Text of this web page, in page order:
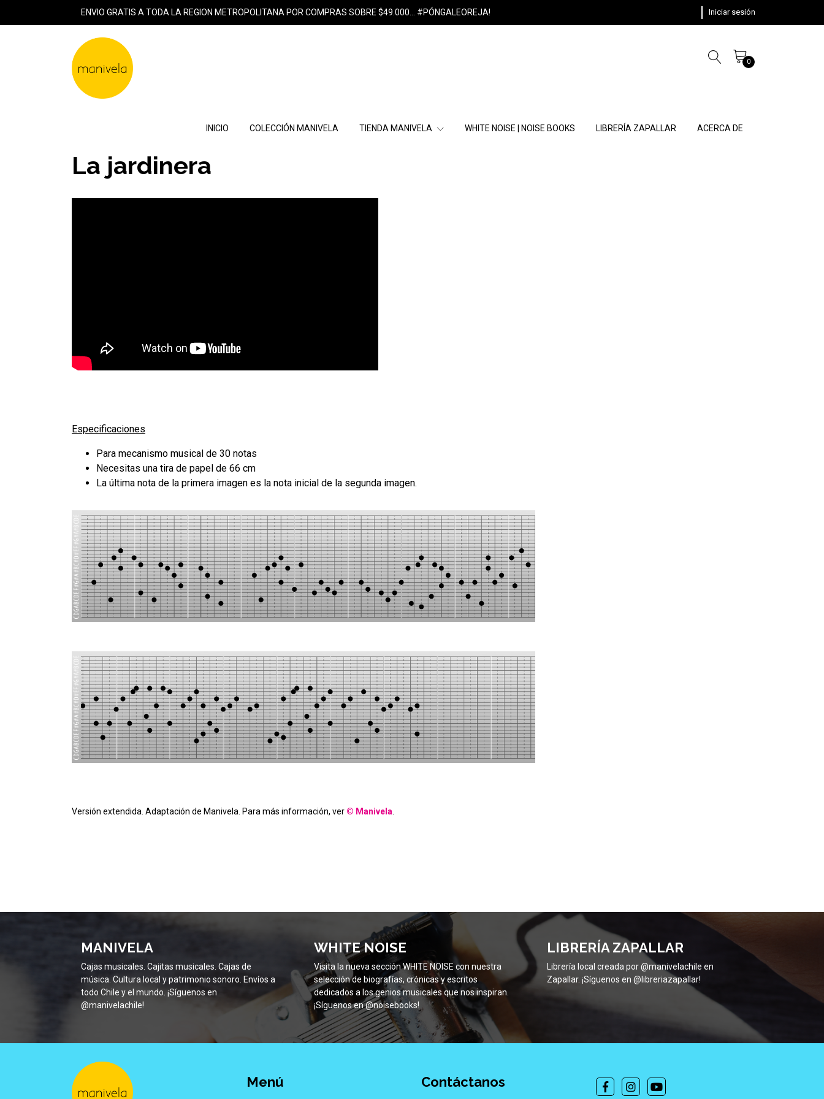
ENVIO GRATIS A TODA LA REGION METROPOLITANA POR COMPRAS SOBRE $49.000... #PÓNGALEOREJA! Iniciar sesión
0
INICIO COLECCIÓN MANIVELA TIENDA MANIVELA WHITE NOISE | NOISE BOOKS LIBRERÍA ZAPALLAR ACERCA DE
La jardinera
Especificaciones
Para mecanismo musical de 30 notas
Necesitas una tira de papel de 66 cm
La última nota de la primera imagen es la nota inicial de la segunda imagen.
Versión extendida. Adaptación de Manivela. Para más información, ver © Manivela
MANIVELA
Cajas musicales. Cajitas musicales. Cajas de
música. Cultura local y patrimonio sonoro. Envíos a
todo Chile y el mundo. ¡Síguenos en
@manivelachile!
WHITE NOISE
Visita la nueva sección WHITE NOISE con nuestra
selección de biografías, crónicas y escritos
dedicados a los genios musicales que nos inspiran.
¡Síguenos en @noisebooks!
LIBRERÍA ZAPALLAR
Librería local creada por @manivelachile en
Zapallar. ¡Síguenos en @libreriazapallar!
Menú Contáctanos